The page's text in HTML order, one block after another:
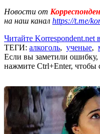
Новости от
на наш канал https://t.me/
Читайте Korrespondent.net
ТЕГИ: алкоголь, ученые,
Если вы заметили ошибку,
нажмите Ctrl+Enter, чтобы